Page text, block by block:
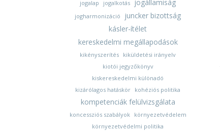
jogalap jogalkotás jogállamiság
jogharmonizáció
juncker bizottság
kásler-ítélet
kereskedelmi megállapodások
kikényszerítés kiküldetési irányelv
kiotói jegyzőkönyv
kiskereskedelmi különadó
kizárólagos hatáskör kohéziós politika
kompetenciák felülvizsgálata
koncessziós szabályok
környezetvédelem
környezetvédelmi politika